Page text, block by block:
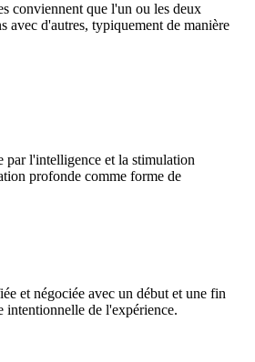
conviennent que l'un ou les deux
avec d'autres, typiquement de manière
par l'intelligence et la stimulation
profonde comme forme de
et négociée avec un début et une fin
intentionnelle de l'expérience.